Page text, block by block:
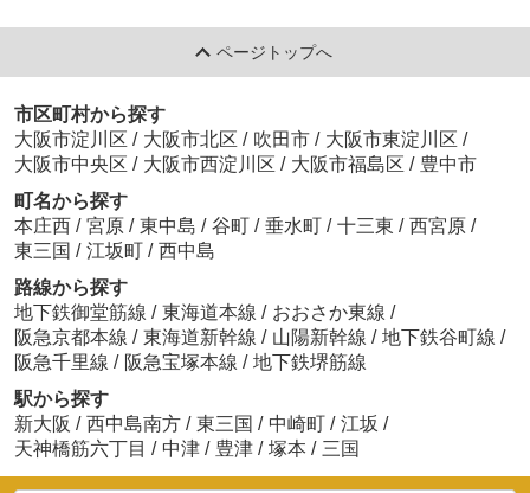
ページトップへ
市区町村から探す
大阪市淀川区 / 大阪市北区 / 吹田市 / 大阪市東淀川区 /
大阪市中央区 / 大阪市西淀川区 / 大阪市福島区 / 豊中市
町名から探す
本庄西 / 宮原 / 東中島 / 谷町 / 垂水町 / 十三東 / 西宮原 /
東三国 / 江坂町 / 西中島
路線から探す
地下鉄御堂筋線 / 東海道本線 / おおさか東線 /
阪急京都本線 / 東海道新幹線 / 山陽新幹線 / 地下鉄谷町線 /
阪急千里線 / 阪急宝塚本線 / 地下鉄堺筋線
駅から探す
新大阪 / 西中島南方 / 東三国 / 中崎町 / 江坂 /
天神橋筋六丁目 / 中津 / 豊津 / 塚本 / 三国